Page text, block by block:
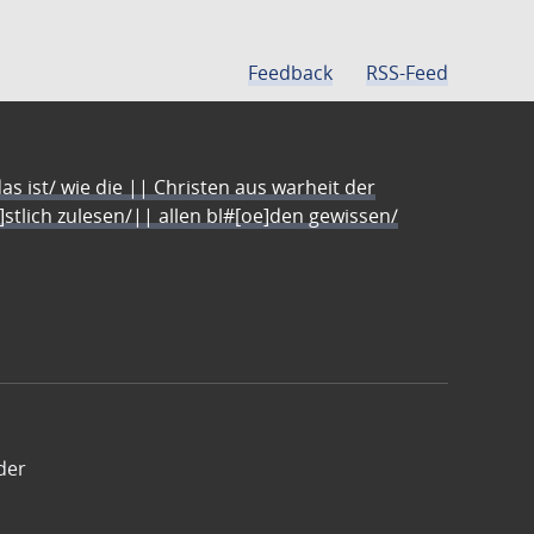
Feedback RSS-Feed
ist/ wie die || Christen aus warheit der
zulesen/|| allen bl#[oe]den gewissen/